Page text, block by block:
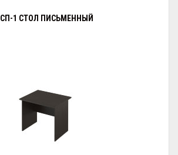
СП-1 СТОЛ ПИСЬМЕННЫЙ